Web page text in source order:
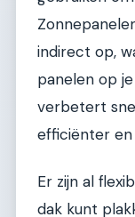
indirect op,
panelen op
verbetert
efficiënter en
Er zijn al
dak kunt